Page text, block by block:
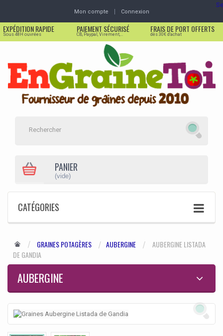
Mon compte Connexion
EXPÉDITION RAPIDE
Sous 48H ouvrées
PAIEMENT SÉCURISÉ
CB, Paypal, Virement,...
FRAIS DE PORT OFFERTS
dès 30€ d'achat
PANIER
(vide)
CATÉGORIES
GRAINES POTAGÈRES AUBERGINE
AUBERGINE LISTADA
DE GANDIA
AUBERGINE